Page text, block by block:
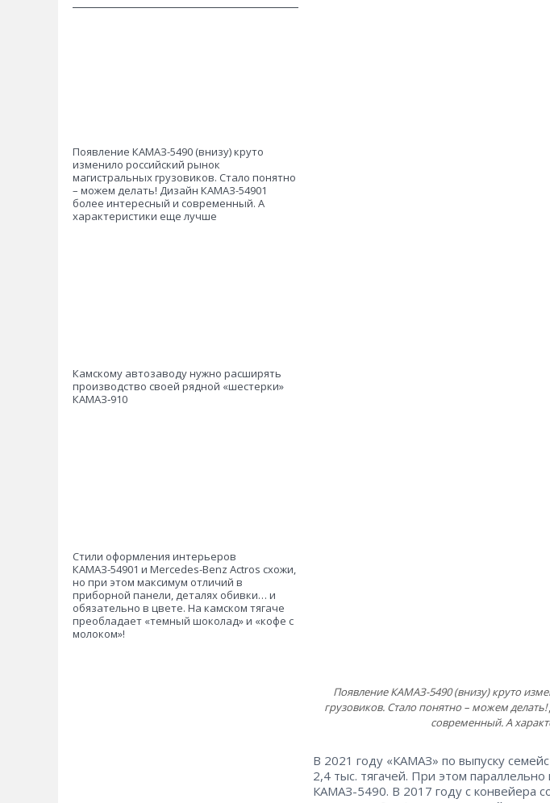
Появление КАМАЗ-5490 (внизу) круто
изменило российский рынок
магистральных грузовиков. Стало понятно
– можем делать! Дизайн КАМАЗ-54901
более интересный и современный. А
характеристики еще лучше
Камскому автозаводу нужно расширять
производство своей рядной «шестерки»
КАМАЗ‑910
Стили оформления интерьеров
КАМАЗ-54901 и Mercedes-Benz Actros схожи,
но при этом максимум отличий в
приборной панели, деталях обивки… и
обязательно в цвете. На камском тягаче
преобладает «темный шоколад» и «кофе с
молоком»!
Появление КАМАЗ-5490 (внизу) круто
грузовиков. Стало понятно – можем
современный. А
В 2021 году «КАМАЗ» по выпуску
2,4 тыс. тягачей. При этом
КАМАЗ-5490. В 2017 году с конвейера